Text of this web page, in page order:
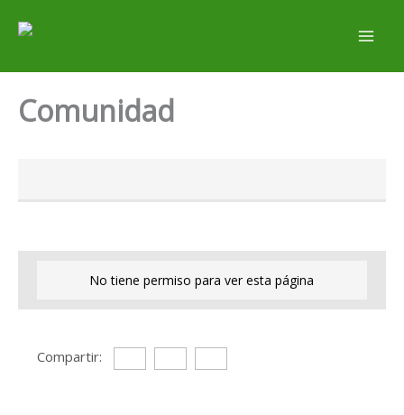
Comunidad
No tiene permiso para ver esta página
Compartir: